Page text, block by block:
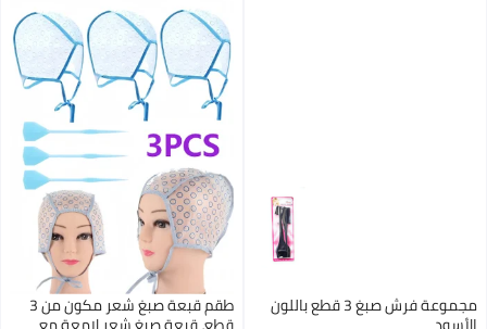
مجموعة فرش صبغ 3 قطع باللون طقم قبعة صبغ شعر مكون من 3